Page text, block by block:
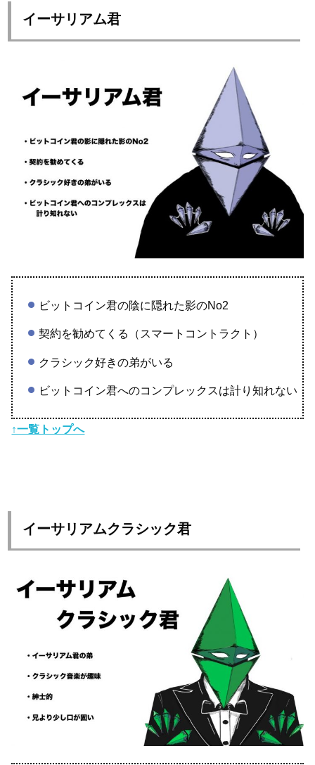
イーサリアム君
ビットコイン君の陰に隠れた影のNo2
契約を勧めてくる（スマートコントラクト）
クラシック好きの弟がいる
ビットコイン君へのコンプレックスは計り知れない
↑一覧トップへ
イーサリアムクラシック君